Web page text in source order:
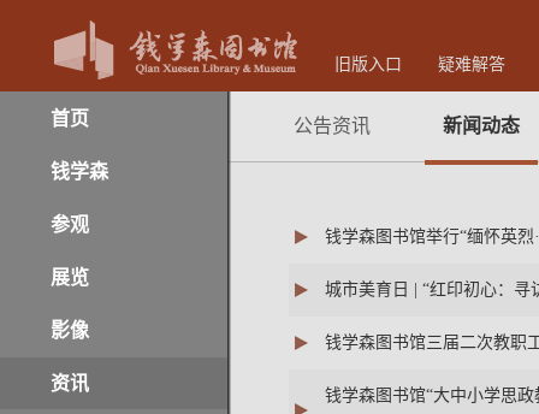
旧版入口 疑难解答
首页
钱学森
参观
展览
影像
资讯
公告资讯 新闻动态
钱学森图书馆举行“缅怀英
城市美育日 | “红印初心：
钱学森图书馆三届二次教职
钱学森图书馆“大中小学思